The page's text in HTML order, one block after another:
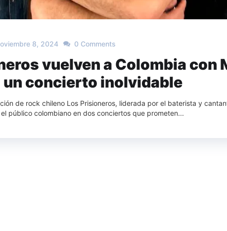
8, 2024 0 Comments
vuelven a Colombia con
un concierto inolvidable
de rock chileno Los Prisioneros, liderada por el baterista y
público colombiano en dos conciertos que prometen...